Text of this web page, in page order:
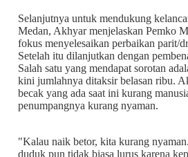
Selanjutnya untuk mendukung
Medan, Akhyar menjelaskan Pemko
fokus menyelesaikan perbaikan parit/
Setelah itu dilanjutkan dengan
Salah satu yang mendapat sorotan
kini jumlahnya ditaksir belasan ribu.
becak yang ada saat ini kurang
penumpangnya kurang nyaman.
"Kalau naik betor, kita kurang
duduk pun tidak biasa lurus karena